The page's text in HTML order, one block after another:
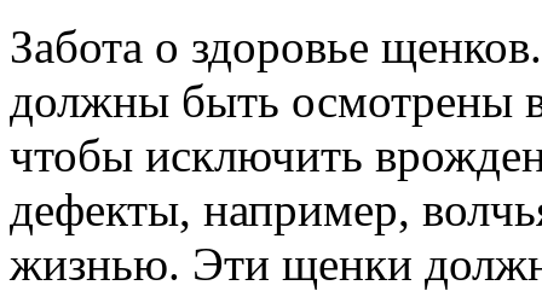
Забота о здоровье щенков.
должны быть осмотрены
чтобы исключить
дефекты, например,
жизнью. Эти щенки